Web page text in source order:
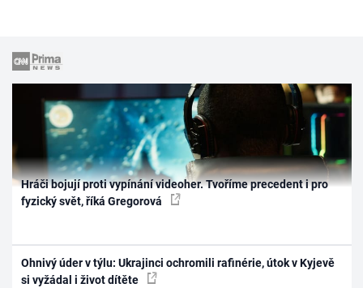
Hráči bojují proti vypínání videoher. Tvoříme precedent i pro
fyzický svět, říká Gregorová
Ohnivý úder v týlu: Ukrajinci ochromili rafinérie, útok v Kyjevě
si vyžádal i život dítěte